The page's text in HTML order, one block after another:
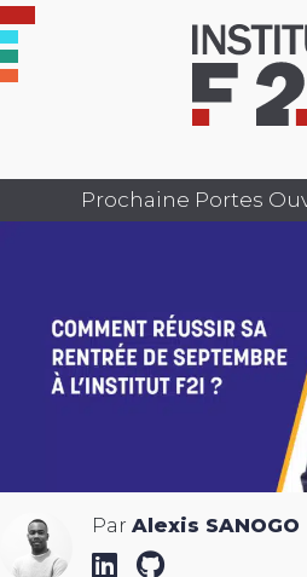
Prochaine Portes
Par Alexis SANOGO